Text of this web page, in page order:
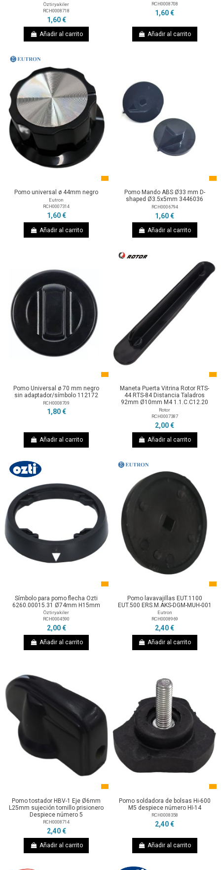
Öztiryakiler
RCH0008718
1,60 €
Añadir al carrito
RCH0008708
1,60 €
Añadir al carrito
Pomo universal ø 44mm negro
Eutron
RCH0007314
1,60 €
Añadir al carrito
Pomo Mando ABS Ø33 mm D-
shaped Ø3.5x5mm 3446036
RCH0006794
1,60 €
Añadir al carrito
Pomo Universal ø 70 mm negro
sin adaptador/símbolo 112172
RCH0008709
1,80 €
Añadir al carrito
Maneta Puerta Vitrina Rotor RTS-
44 RTS-84 Distancia Taladros
92mm Ø10mm M4 1.1.C.C12.20
Rotor
RCH0007387
2,00 €
Añadir al carrito
Símbolo para pomo flecha Ozti
6260.00015.31 Ø74mm H15mm
Öztiryakiler
RCH0004590
2,00 €
Añadir al carrito
Pomo lavavajillas EUT.1100
EUT.500 ERS.M.AKS-DGM-MUH-001
Eutron
RCH0008969
2,40 €
Añadir al carrito
Pomo tostador HBV-1 Eje Ø6mm
L25mm sujeción tornillo prisionero
Despiece número 5
RCH0008714
2,40 €
Añadir al carrito
Pomo soldadora de bolsas Hi-600
M5 despiece número HI-14
RCH0008358
2,40 €
Añadir al carrito